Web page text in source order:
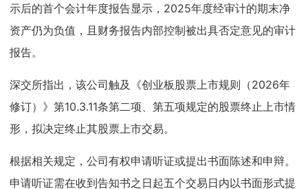
示后的首个会计年度报告显示，2025年度经审计的期末净
资产仍为负值，且财务报告内部控制被出具否定意见的审计
报告。
深交所指出，该公司触及《创业板股票上市规则（2026年
修订）》第10.3.11条第二项、第五项规定的股票终止上市情
形，拟决定终止其股票上市交易。
根据相关规定，公司有权申请听证或提出书面陈述和申辩。
申请听证需在收到告知书之日起五个交易日内以书面形式提